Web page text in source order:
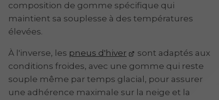
composition de gomme spécifique qui
maintient sa souplesse à des températures
élevées.
À l'inverse, les pneus d'hiver
sont adaptés aux
conditions froides, avec une gomme qui reste
souple même par temps glacial, pour assurer
une adhérence maximale sur la neige et la